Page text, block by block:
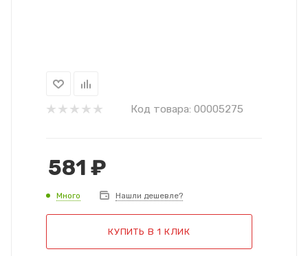
Код товара: 00005275
581 ₽
Много Нашли дешевле?
КУПИТЬ В 1 КЛИК